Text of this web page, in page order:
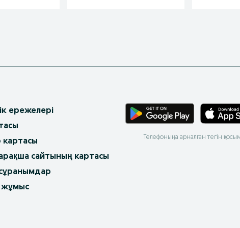
ережелері
картасы
сайтының картасы
жұмыс
Телефоныңа арналған тегін